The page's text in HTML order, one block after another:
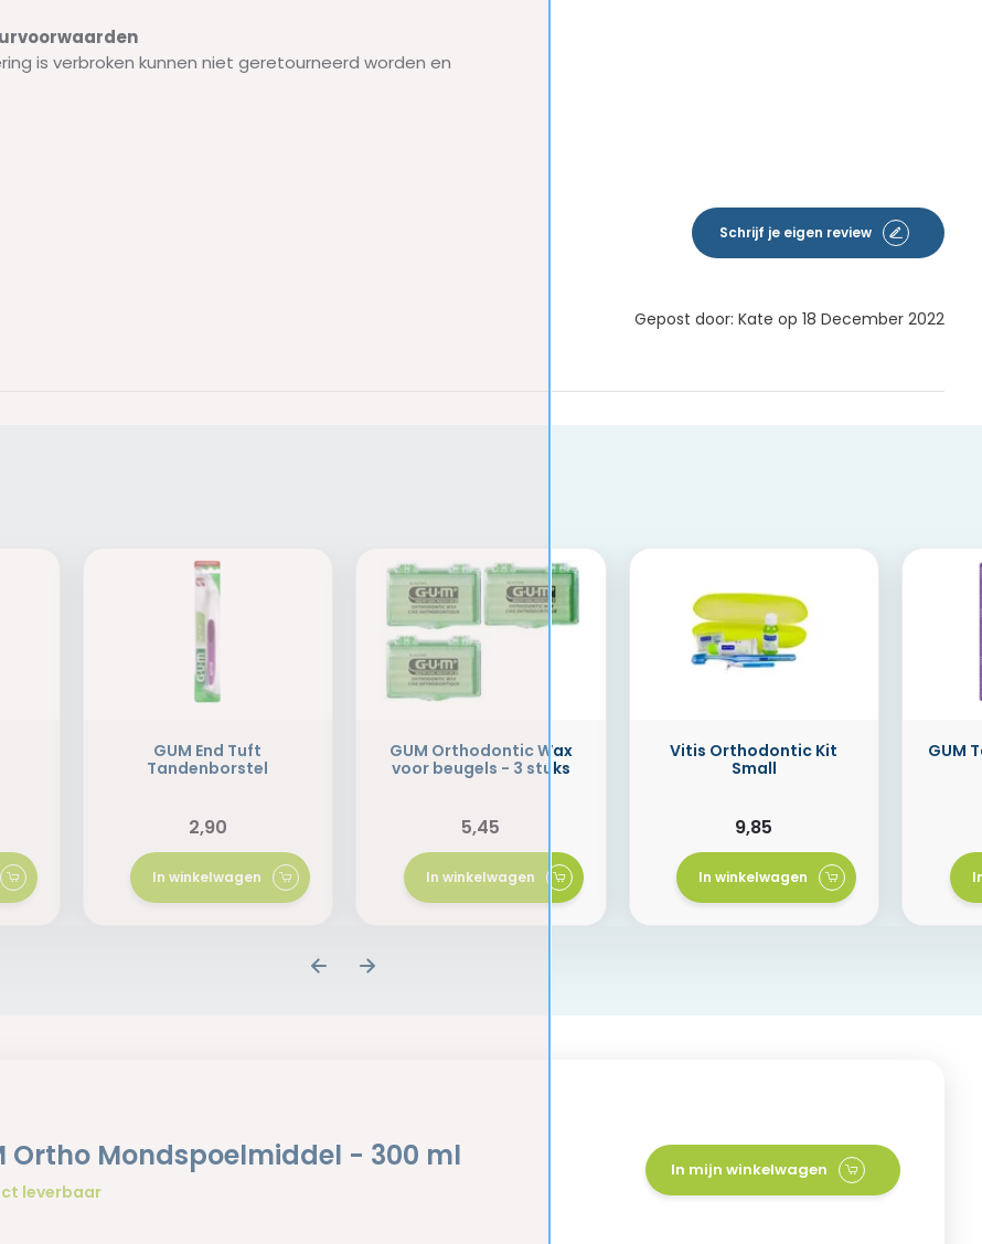
is verbroken kunnen niet geretourneerd worden en
Schrijf je eigen review
Gepost door: Kate op 18 December 2022
GUM End Tuft
Tandenborstel
2,90
In winkelwagen
GUM Orthodontic Wax
voor beugels - 3 stuks
5,45
In winkelwagen
Vitis Orthodontic Kit
Small
9,85
In winkelwagen
GUM
Ortho Mondspoelmiddel - 300 ml
leverbaar
In mijn winkelwagen